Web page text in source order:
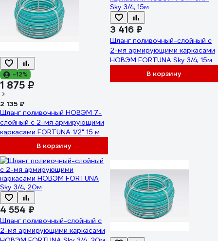
-12%
1 875 ₽
2 135 ₽
Шланг поливочный НОВЭМ 7-
слойный с 2-мя армирующими
каркасами FORTUNA 1/2" 15 м
В корзину
3 416 ₽
Шланг поливочный-слойный с
2-мя армирующими каркасами
НОВЭМ FORTUNA Sky 3/4, 15м
В корзину
4 554 ₽
Шланг поливочный-слойный с
2-мя армирующими каркасами